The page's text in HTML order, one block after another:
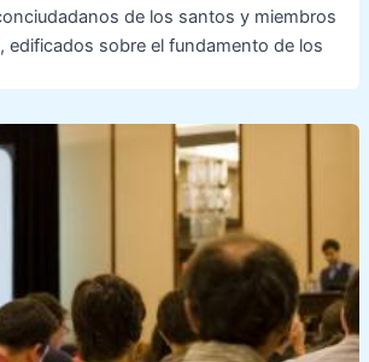
de los santos y miembros
edificados sobre el fundamento de los